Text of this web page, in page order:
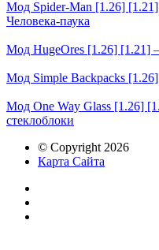
Мод Spider-Man [1.26]
Человека-паука
Мод HugeOres [1.26]
Мод Simple Backpacks
Мод One Way Glass [1.26]
стеклоблоки
© Copyright 2026
Карта Сайта